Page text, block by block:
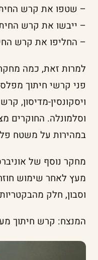
– שטפו את קרש
– ייבשו את קרש
– החליפו את קרש
למרות זאת, כמה
פני קרשי חיתוך
ויסקונסין-מדיסון,
וסלמונלה. החוקרים
במהירות על משטח
מחקר נוסף של
מעץ לאחר שימוש
וסבון, חלק
המנצח: קרש חיתוך